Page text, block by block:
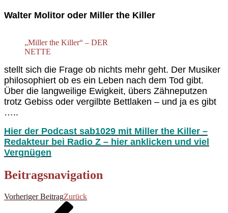
Walter Molitor oder Miller the Killer
„Miller the Killer“ – DER
NETTE
stellt sich die Frage ob nichts mehr geht. Der Musiker
philosophiert ob es ein Leben nach dem Tod gibt.
Über die langweilige Ewigkeit, übers Zähneputzen
trotz Gebiss oder vergilbte Bettlaken – und ja es gibt
…..
Hier der Podcast sab1029 mit Miller the Killer –
Redakteur bei Radio Z – hier anklicken und viel
Vergnügen
Beitragsnavigation
Vorheriger BeitragZurück